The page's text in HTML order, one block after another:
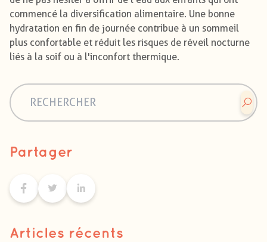
commencé la diversification alimentaire. Une bonne
hydratation en fin de journée contribue à un sommeil
plus confortable et réduit les risques de réveil nocturne
liés à la soif ou à l'inconfort thermique.
Partager
Articles récents